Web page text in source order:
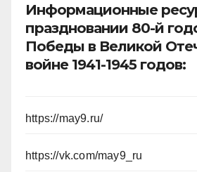
Информационные
праздновании 80-й
Победы в Великой
войне 1941-1945 годов:
https://may9.ru/
https://vk.com/may9_ru